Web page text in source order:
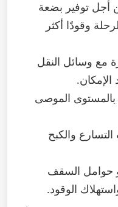
أجل توفير بضعة
وقودًا أكثر
مع وسائل النقل
الإمكان.
بالمستوى الموصى
التسارع والكبح
حوامل السقف
الوقود.